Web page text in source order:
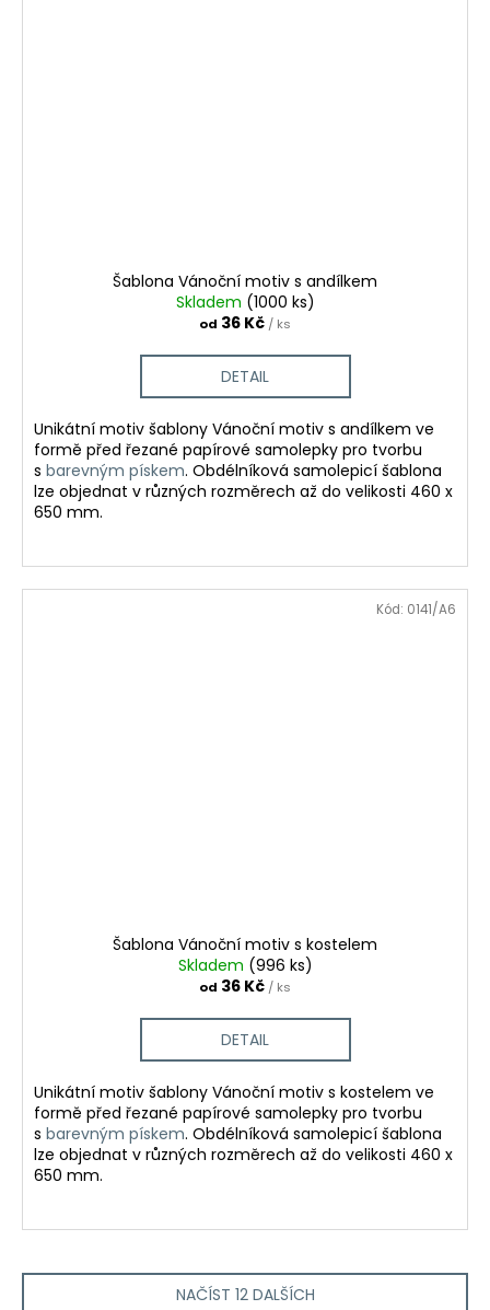
Šablona Vánoční motiv s andílkem
Skladem (1000 ks)
od 36 Kč / ks
DETAIL
Unikátní motiv šablony Vánoční motiv s andílkem ve
formě před řezané papírové samolepky pro tvorbu
s barevným pískem. Obdélníková samolepicí šablona
lze objednat v různých rozměrech až do velikosti 460 x
650 mm.
Šablona Vánoční motiv s kostelem
Skladem (996 ks)
od 36 Kč / ks
DETAIL
Unikátní motiv šablony Vánoční motiv s kostelem ve
formě před řezané papírové samolepky pro tvorbu
s barevným pískem. Obdélníková samolepicí šablona
lze objednat v různých rozměrech až do velikosti 460 x
650 mm.
Kód: 0141/A6
NAČÍST 12 DALŠÍCH